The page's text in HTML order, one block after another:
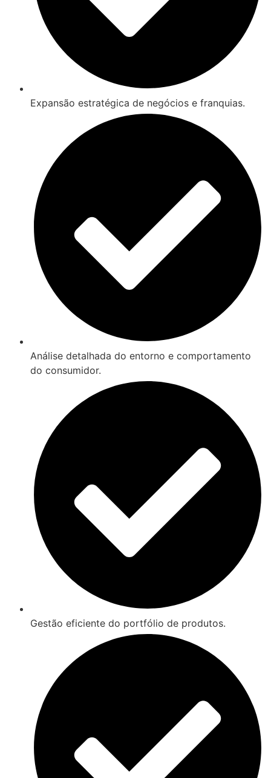
Expansão estratégica de negócios e franquias.
Análise detalhada do entorno e comportamento
do consumidor.
Gestão eficiente do portfólio de produtos.